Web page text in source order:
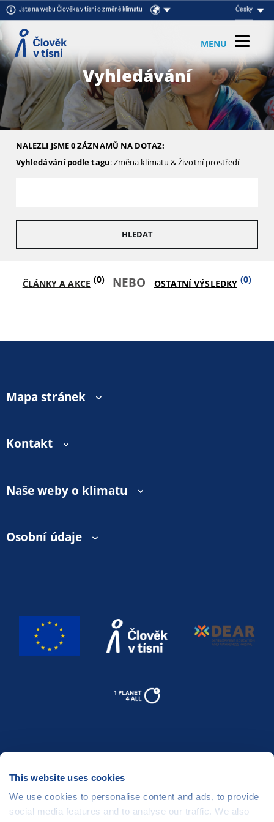
This website uses cookies
We use cookies to personalise content and ads, to provide
social media features and to analyse our traffic. We also
Přeskočit na obsah
Jste na webu Člověka v tísni o změně klimatu Česky
MENU
Vyhledávání
NALEZLI JSME 0 ZÁZNAMŮ NA DOTAZ:
Vyhledávání podle tagu: Změna klimatu & Životní prostředí
ČLÁNKY A AKCE (0) NEBO OSTATNÍ VÝSLEDKY (0)
Mapa stránek
Kontakt
Naše weby o klimatu
Osobní údaje
©Člověk v tísni, o.p.s., Šafaříkova 635/24, 120 00 Praha 2